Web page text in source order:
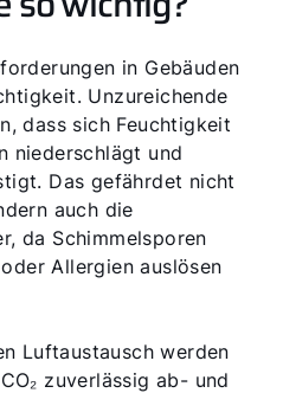
in Gebäuden
Unzureichende
dass sich Feuchtigkeit
niederschlägt und
Das gefährdet nicht
auch die
da Schimmelsporen
Allergien auslösen
Luftaustausch werden
zuverlässig ab- und